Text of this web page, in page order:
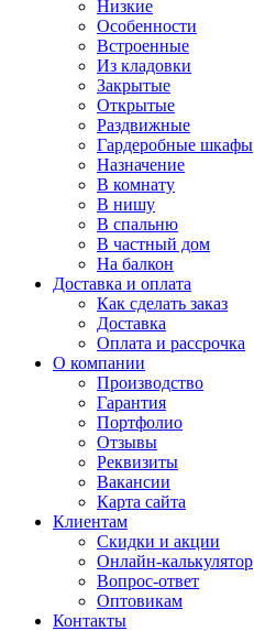
Низкие
Особенности
Встроенные
Из кладовки
Закрытые
Открытые
Раздвижные
Гардеробные шкафы
Назначение
В комнату
В нишу
В спальню
В частный дом
На балкон
Доставка и оплата
Как сделать заказ
Доставка
Оплата и рассрочка
О компании
Производство
Гарантия
Портфолио
Отзывы
Реквизиты
Вакансии
Карта сайта
Клиентам
Скидки и акции
Онлайн-калькулятор
Вопрос-ответ
Оптовикам
Контакты